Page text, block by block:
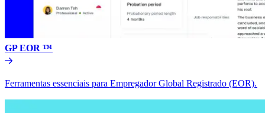
GP EOR ™​​
Ferramentas essenciais para Empregador Global Registrado (EOR).​​